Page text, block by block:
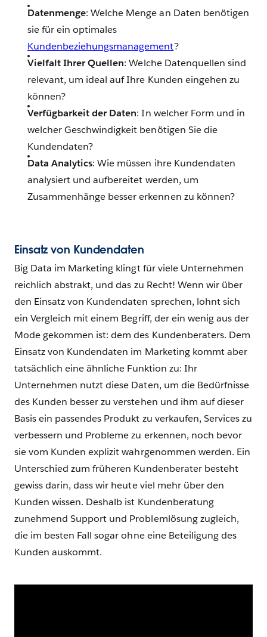
Datenmenge: Welche Menge an Daten benötigen
sie für ein optimales
Kundenbeziehungsmanagement?
Vielfalt Ihrer Quellen: Welche Datenquellen sind
relevant, um ideal auf Ihre Kunden eingehen zu
können?
Verfügbarkeit der Daten: In welcher Form und in
welcher Geschwindigkeit benötigen Sie die
Kundendaten?
Data Analytics: Wie müssen ihre Kundendaten
analysiert und aufbereitet werden, um
Zusammenhänge besser erkennen zu können?
Einsatz von Kundendaten
Big Data im Marketing klingt für viele Unternehmen
reichlich abstrakt, und das zu Recht! Wenn wir über
den Einsatz von Kundendaten sprechen, lohnt sich
ein Vergleich mit einem Begriff, der ein wenig aus der
Mode gekommen ist: dem des Kundenberaters. Dem
Einsatz von Kundendaten im Marketing kommt aber
tatsächlich eine ähnliche Funktion zu: Ihr
Unternehmen nutzt diese Daten, um die Bedürfnisse
des Kunden besser zu verstehen und ihm auf dieser
Basis ein passendes Produkt zu verkaufen, Services zu
verbessern und Probleme zu erkennen, noch bevor
sie vom Kunden explizit wahrgenommen werden. Ein
Unterschied zum früheren Kundenberater besteht
gewiss darin, dass wir heute viel mehr über den
Kunden wissen. Deshalb ist Kundenberatung
zunehmend Support und Problemlösung zugleich,
die im besten Fall sogar ohne eine Beteiligung des
Kunden auskommt.